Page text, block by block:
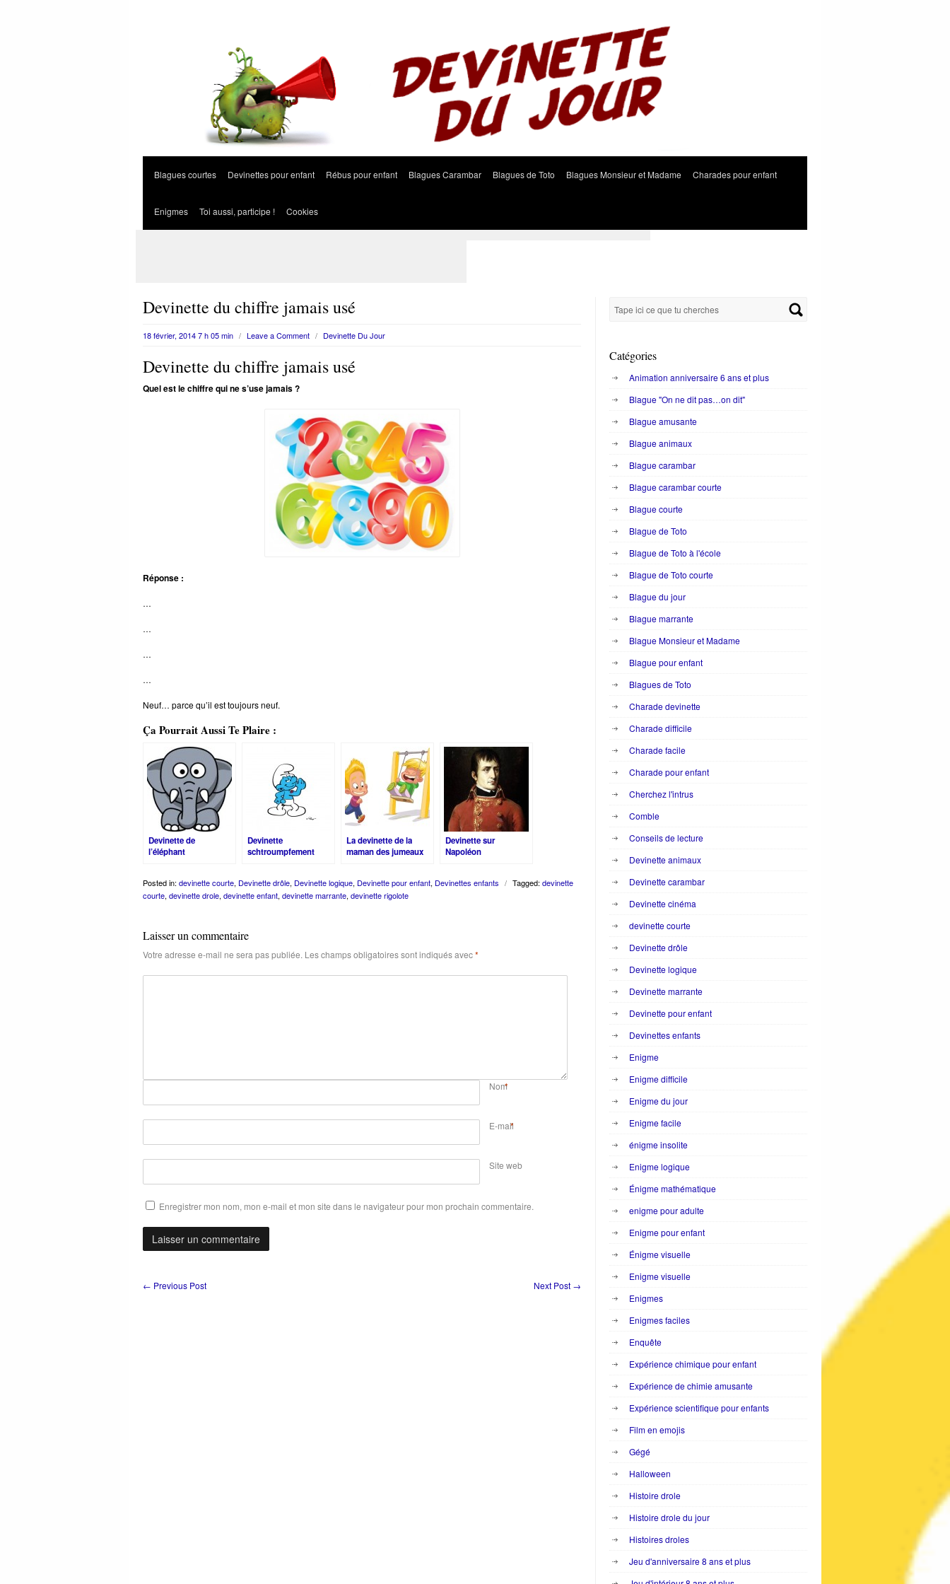
Blagues courtes Devinettes pour enfant Rébus pour enfant Blagues Carambar Blagues de Toto Blagues Monsieur et Madame Charades pour enfant
Enigmes Toi aussi, participe ! Cookies
Devinette du chiffre jamais usé
18 février, 2014 7 h 05 min / Leave a Comment / Devinette Du Jour
Devinette du chiffre jamais usé
Quel est le chiffre qui ne s’use jamais ?
Réponse :
…
…
…
…
Neuf… parce qu’il est toujours neuf.
Ça Pourrait Aussi Te Plaire :
Devinette de
l’éléphant
Devinette
schtroumpfement
La devinette de la
maman des jumeaux
Devinette sur
Napoléon
Posted in: devinette courte, Devinette drôle, Devinette logique, Devinette pour enfant, Devinettes enfants / Tagged: devinette
courte, devinette drole, devinette enfant, devinette marrante, devinette rigolote
Laisser un commentaire
Votre adresse e-mail ne sera pas publiée. Les champs obligatoires sont indiqués avec*
Nom*
E-mail
*
Site web
Enregistrer mon nom, mon e-mail et mon site dans le navigateur pour mon prochain commentaire.
← Previous Post Next Post →
Catégories
Animation anniversaire 6 ans et plus
Blague "On ne dit pas…on dit"
Blague amusante
Blague animaux
Blague carambar
Blague carambar courte
Blague courte
Blague de Toto
Blague de Toto à l'école
Blague de Toto courte
Blague du jour
Blague marrante
Blague Monsieur et Madame
Blague pour enfant
Blagues de Toto
Charade devinette
Charade difficile
Charade facile
Charade pour enfant
Cherchez l'intrus
Comble
Conseils de lecture
Devinette animaux
Devinette carambar
Devinette cinéma
devinette courte
Devinette drôle
Devinette logique
Devinette marrante
Devinette pour enfant
Devinettes enfants
Enigme
Enigme difficile
Enigme du jour
Enigme facile
énigme insolite
Enigme logique
Énigme mathématique
enigme pour adulte
Enigme pour enfant
Énigme visuelle
Enigme visuelle
Enigmes
Enigmes faciles
Enquête
Expérience chimique pour enfant
Expérience de chimie amusante
Expérience scientifique pour enfants
Film en emojis
Gégé
Halloween
Histoire drole
Histoire drole du jour
Histoires droles
Jeu d'anniversaire 8 ans et plus